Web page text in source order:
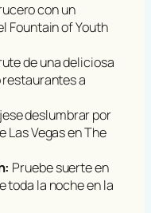
con un
Fountain of Youth
de una deliciosa
restaurantes a
deslumbrar por
Las Vegas en The
Pruebe suerte en
toda la noche en la